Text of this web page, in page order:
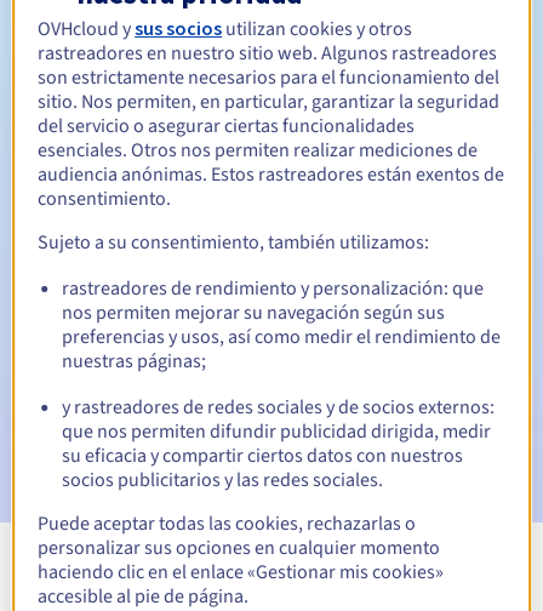
Período de renovación Entre 1 y 10 años
Período de redención 30 días
Notificaciones automáticas:
Emails de aviso:60, 30, 15, 7 y 3 días antes de la fecha de
vencimiento
Email el día del vencimiento
del nombre de dominio
Email tras el periodo de gracia de redenciónpara
notificar la eliminación del nombre de dominio
Ver todas las extensiones
OVHcloud ysus socios utilizan cookies y otros
rastreadores en nuestro sitio web. Algunos rastreadores
son estrictamente necesarios para el funcionamiento del
sitio. Nos permiten, en particular, garantizar la seguridad
del servicio o asegurar ciertas funcionalidades
esenciales. Otros nos permiten realizar mediciones de
audiencia anónimas. Estos rastreadores están exentos de
consentimiento.
Sujeto a su consentimiento, también utilizamos:
rastreadores de rendimiento y personalización: que
nos permiten mejorar su navegación según sus
preferencias y usos, así como medir el rendimiento de
nuestras páginas;
y rastreadores de redes sociales y de socios externos:
que nos permiten difundir publicidad dirigida, medir
su eficacia y compartir ciertos datos con nuestros
socios publicitarios y las redes sociales.
Puede aceptar todas las cookies, rechazarlas o
personalizar sus opciones en cualquier momento
haciendo clic en el enlace «Gestionar mis cookies»
accesible al pie de página.